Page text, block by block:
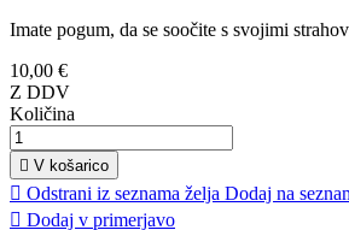
Imate pogum, da se soočite s svojimi
10,00 €
Z DDV
Količina
 V košarico
 Odstrani iz seznama želja Dodaj na
 Dodaj v primerjavo